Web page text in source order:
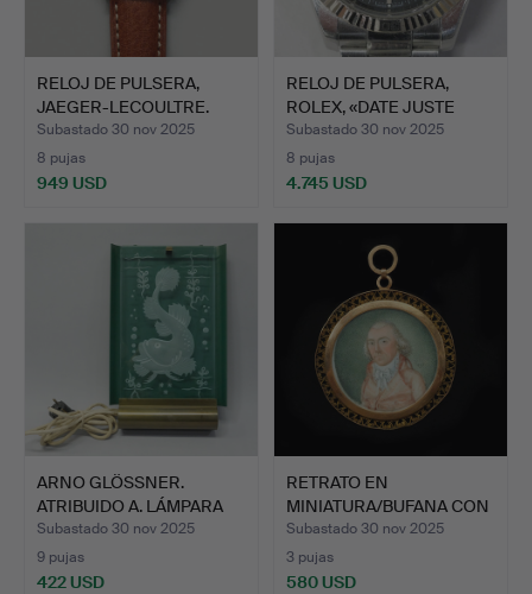
RELOJ DE PULSERA,
JAEGER-LECOULTRE.
«MEMOV…
Subastado 30 nov 2025
8 pujas
949 USD
RELOJ DE PULSERA,
ROLEX, «DATE JUSTE
TURN-…
Subastado 30 nov 2025
8 pujas
4.745 USD
ARNO GLÖSSNER.
ATRIBUIDO A. LÁMPARA
DE PAR…
Subastado 30 nov 2025
9 pujas
422 USD
RETRATO EN
MINIATURA/BUFANA CON
MARCO DE O…
Subastado 30 nov 2025
3 pujas
580 USD